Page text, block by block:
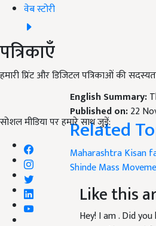
वेब स्टोरी
पत्रिकाएँ
हमारी प्रिंट और डिजिटल पत्रिकाओं की
सोशल मीडिया पर हमारे साथ जुड़ें:
English Summary:
Published on:22
Related
MaharashtraKisan
ShindeMass
Like this
Hey! I am. Did